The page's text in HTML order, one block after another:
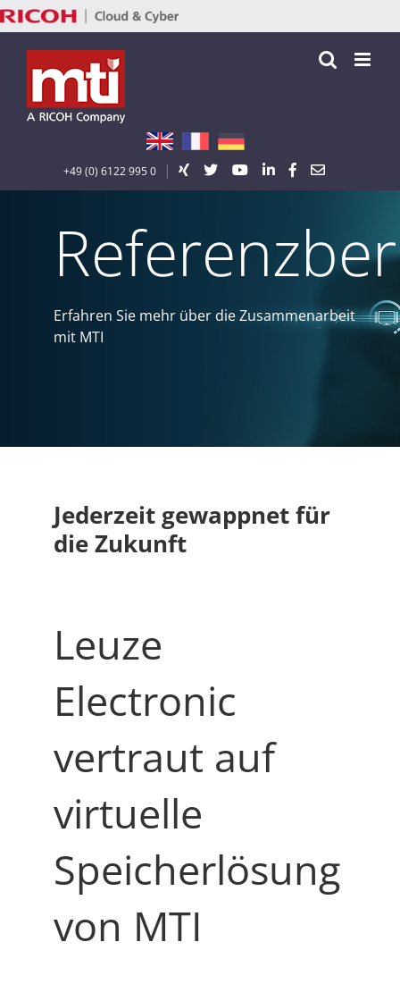
Zum
Inhalt
springen
+49 (0) 6122 995 0 |
Erfahren Sie mehr über die Zusammenarbeit
mit MTI
Jederzeit gewappnet für
die Zukunft
Leuze
Electronic
vertraut auf
virtuelle
Speicherlösung
von MTI